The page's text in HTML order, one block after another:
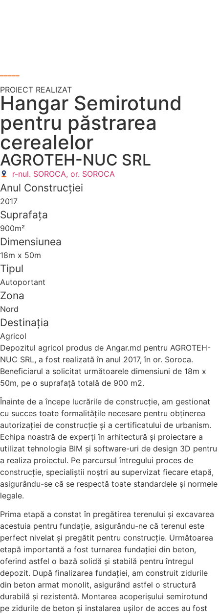
PROIECT REALIZAT
Hangar Semirotund
pentru păstrarea
cerealelor
AGROTEH-NUC SRL
r-nul. SOROCA, or. SOROCA
Anul Construcției
2017
Suprafața
900m²
Dimensiunea
18m x 50m
Tipul
Autoportant
Zona
Nord
Destinația
Agricol
Depozitul agricol produs de Angar.md pentru AGROTEH-
NUC SRL, a fost realizată în anul 2017, în or. Soroca.
Beneficiarul a solicitat următoarele dimensiuni de 18m x
50m, pe o suprafață totală de 900 m2.
Înainte de a începe lucrările de construcție, am gestionat
cu succes toate formalitățile necesare pentru obținerea
autorizației de construcție și a certificatului de urbanism.
Echipa noastră de experți în arhitectură și proiectare a
utilizat tehnologia BIM și software-uri de design 3D pentru
a realiza proiectul. Pe parcursul întregului proces de
construcție, specialiștii noștri au supervizat fiecare etapă,
asigurându-se că se respectă toate standardele și normele
legale.
Prima etapă a constat în pregătirea terenului și excavarea
acestuia pentru fundație, asigurându-ne că terenul este
perfect nivelat și pregătit pentru construcție. Următoarea
etapă importantă a fost turnarea fundației din beton,
oferind astfel o bază solidă și stabilă pentru întregul
depozit. După finalizarea fundației, am construit zidurile
din beton armat monolit, asigurând astfel o structură
durabilă și rezistentă. Montarea acoperișului semirotund
pe zidurile de beton și instalarea ușilor de acces au fost